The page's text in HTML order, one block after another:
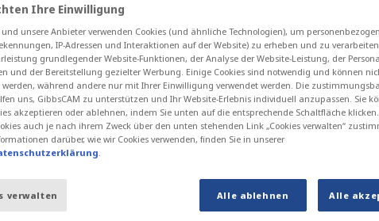
und E-
Ihre Einwilligung
und unsere Anbieter verwenden Cookies (und ähnliche Technologien), um
IP-Adressen und Interaktionen auf der Website) zu erheben und zu
grundlegender Website-Funktionen, der Analyse der Website-Leistung, der
und der Bereitstellung gezielter Werbung. Einige Cookies sind notwendig und können
während andere nur mit Ihrer Einwilligung verwendet werden. Die
uns, GibbsCAM zu unterstützen und Ihr Website-Erlebnis individuell anzupassen. Sie
akzeptieren oder ablehnen, indem Sie unten auf die entsprechende Schaltfläche
auch je nach ihrem Zweck über den unten stehenden Link „Cookies verwalten“
darüber, wie wir Cookies verwenden, finden Sie in unserer
verwalten Alle ablehnen Alle